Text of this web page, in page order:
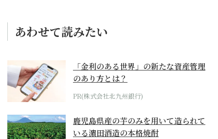
あわせて読みたい
「金利のある世界」の新たな資産管理
のあり方とは？
PR(株式会社北九州銀行)
鹿児島県産の芋のみを用いて造られて
いる濵田酒造の本格焼酎